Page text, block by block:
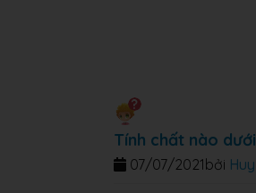
Tính chất nào
bởi
07/07/2021